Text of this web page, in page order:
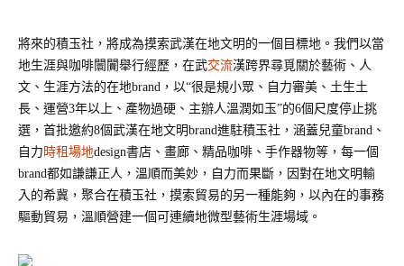
將來的積玉社，將成為摸索武漢在地文明的一個目標地。我們以當
地生涯與咖啡闤闠舉行經歷，在武交流漢跨界尋覓關於藝術、人
文、生涯方法的在地brand，以“很是規小眾、自力審美、土生土
長、運營3年以上、產物過硬、主辦人溫潤如玉”的6個尺度停止挑
選，首批邀約8個武漢在地文明brand進駐積玉社，涵蓋兒童brand、
自力 時租場地design書店、畫廊、精品咖啡、手作器物等，每一個
brand都如謙謙正人，溫順而美妙，自力而果斷，因對在地文明輸
入的希冀，聚合在積玉社，摸索貿易的另一種能夠，以內在的事務
驅動貿易，溫順營建一個可連續地微型藝術生涯場域。